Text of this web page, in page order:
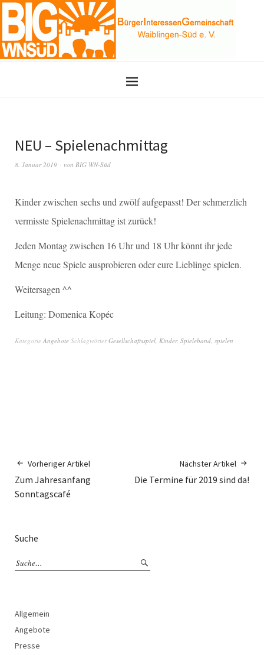
NEU – Spielenachmittag
8. Januar 2019 von BIG WN-Süd
Kinder zwischen sechs und zwölf aufgepasst! Der schmerzlich
vermisste Spielenachmittag ist zurück!
Jeden Montag zwischen 16 Uhr und 18 Uhr könnt ihr jede
Menge neue Spiele ausprobieren oder eure Lieblinge spielen.
Weitersagen ^^
Leitung: Domenica Kopéc
Kategorie Angebote SchlagwörterGesellschaftsspiel, Kinder, Spieleband, spielen
Vorheriger Artikel
Zum Jahresanfang
Sonntagscafé
Nächster Artikel
Die Termine für 2019 sind da!
Suche
Allgemein
Angebote
Presse